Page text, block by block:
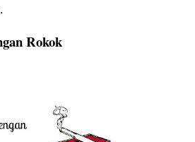
Rokok